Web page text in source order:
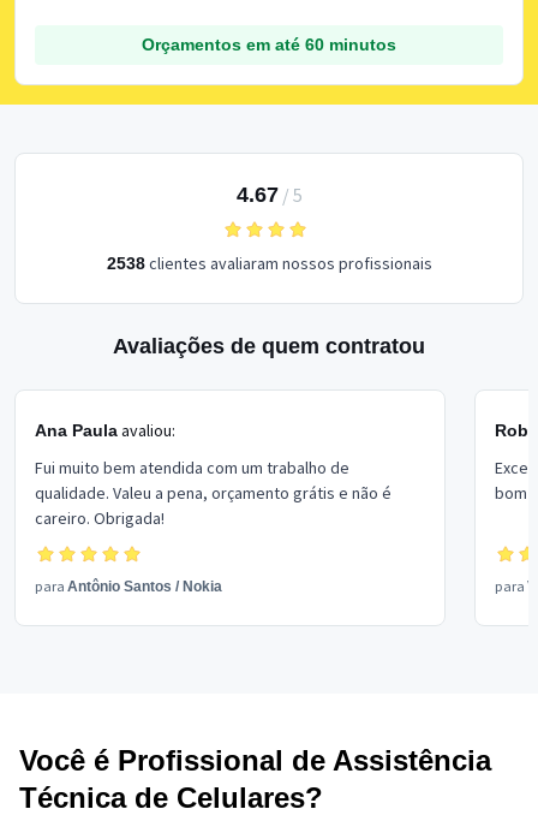
Orçamentos em até 60 minutos
4.67/ 5
2538clientes avaliaram nossos profissionais
Avaliações de quem contratou
Ana Paulaavaliou:
Fui muito bem atendida com um trabalho de
qualidade. Valeu a pena, orçamento grátis e não é
careiro. Obrigada!
para Antônio Santos / Nokia
bom
para
Você é Profissional de Assistência
Técnica de Celulares?